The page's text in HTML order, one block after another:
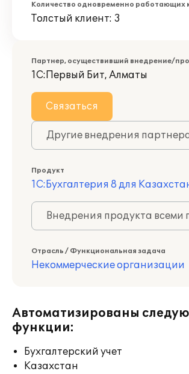
Количество одновременно работающих
Толстый клиент: 3
Партнер, осуществивший внедрение/
1С:Первый Бит, Алматы
Связаться
Другие внедрения
Продукт
1С:Бухгалтерия 8 для
Внедрения продукта
Отрасль / Функциональная задача
Некоммерческие организации
Автоматизированы
функции:
Бухгалтерский учет
Казахстан